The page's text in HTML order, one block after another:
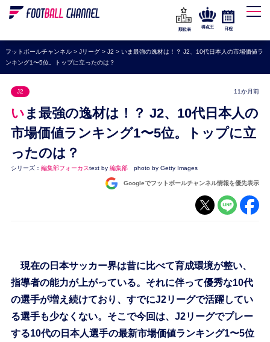
WEリーグ
海外サッカー
プレミアリーグ
セリエA
ブンデスリーガ
UEFA
ナショナルチーム
順位表
得点王 日程
フットボールチャンネル> Jリーグ> J2 > いま最強の逸材は！？ J2、10代日本人の市場価値ラ
ンキング1〜5位。トップに立ったのは？
J2 11か月前
いま最強の逸材は！？ J2、10代日本人の
市場価値ランキング1〜5位。トップに立
ったのは？
シリーズ： 編集部フォーカスtext by 編集部 photo by Getty Images
Googleでフットボールチャンネル情報を優先表示
現在の日本サッカー界は昔に比べて育成環境が整い、
指導者の能力が上がっている。それに伴って優秀な10代
の選手が増え続けており、すでにJ2リーグで活躍してい
る選手も少なくない。そこで今回は、J2リーグでプレー
する10代の日本人選手の最新市場価値ランキング1〜5位